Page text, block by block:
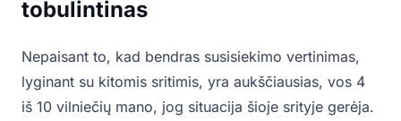
tobulintinas
Nepaisant to, kad bendras susisiekimo vertinimas,
lyginant su kitomis sritimis, yra aukščiausias, vos 4
iš 10 vilniečių mano, jog situacija šioje srityje gerėja.